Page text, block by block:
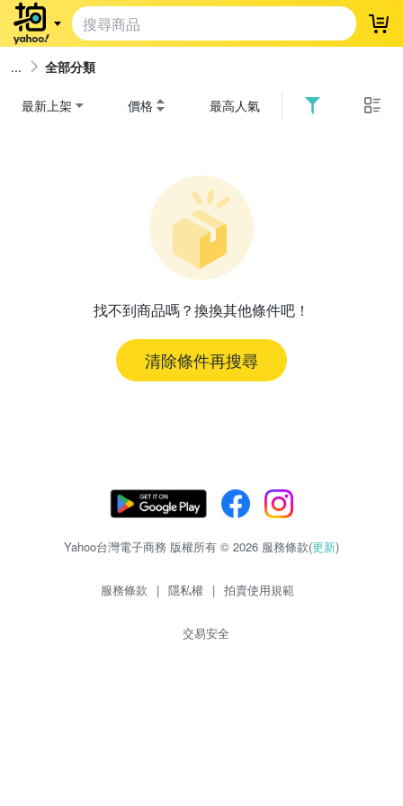
登
全部分類
最新上架 價格 最高人氣
找不到商品嗎？換換其他條件吧！
清除條件再搜尋
Yahoo台灣電子商務 版權所有 © 2026 服務條款(更新)
服務條款 | 隱私權 | 拍賣使用規範
交易安全